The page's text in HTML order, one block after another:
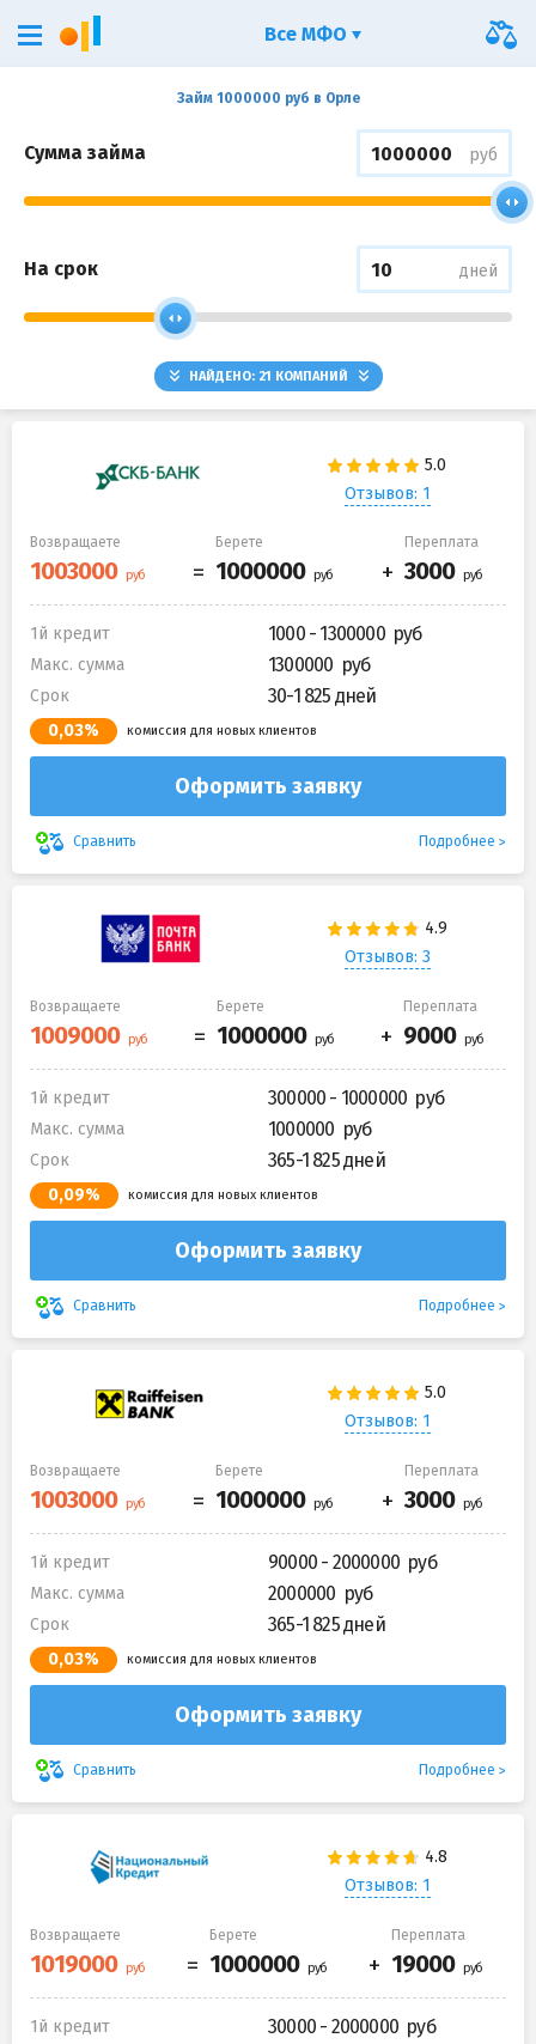
Займ 1000000 руб в Орле
Сумма займа руб
На срок дней
НАЙДЕНО: 21 КОМПАНИЙ
Отзывов: 1
Возвращаете Берете Переплата
1й кредит 1000 - 1300000
Макс. сумма 1300000
Срок 30-1 825 дней
0,03% комиссия для новых клиентов
Оформить заявку
Сравнить Подробнее
Отзывов: 3
Возвращаете Берете Переплата
1й кредит 300000 - 1000000
Макс. сумма 1000000
Срок 365-1 825 дней
0,09% комиссия для новых клиентов
Оформить заявку
Сравнить Подробнее
Отзывов: 1
Возвращаете Берете Переплата
1й кредит 90000 - 2000000
Макс. сумма 2000000
Срок 365-1 825 дней
0,03% комиссия для новых клиентов
Оформить заявку
Сравнить Подробнее
Отзывов: 1
Возвращаете Берете Переплата
1й кредит 30000 - 2000000
Все МФО